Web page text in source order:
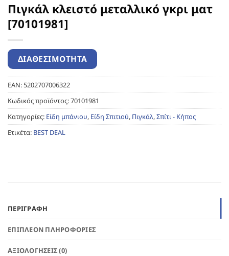
Πιγκάλ κλειστό μεταλλικό γκρι ματ
[70101981]
EAN:5202707006322
Κωδικός προϊόντος:70101981
Κατηγορίες: Είδη μπάνιου, Είδη Σπιτιού, Πιγκάλ,Σπίτι - Κήπος
Ετικέτα: BEST DEAL
ΠΕΡΙΓΡΑΦΉ
ΕΠΙΠΛΈΟΝ ΠΛΗΡΟΦΟΡΊΕΣ
ΑΞΙΟΛΟΓΉΣΕΙΣ (0)